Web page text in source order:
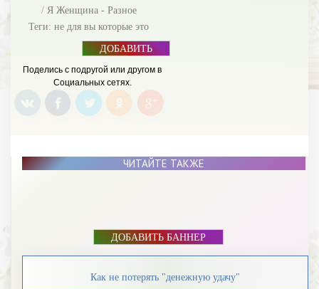
/ Я Женщина - Разное
Теги: не для вы которые это
ДОБАВИТЬ
Поделись с подругой или другом в
Социальных сетях.
ЧИТАЙТЕ ТАКЖЕ
ДОБАВИТЬ БАННЕР
Как не потерять "денежную удачу"